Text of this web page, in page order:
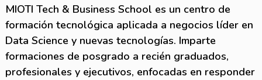
MIOTI Tech & Business School es un centro de
formación tecnológica aplicada a negocios líder en
Data Science y nuevas tecnologías. Imparte
formaciones de posgrado a recién graduados,
profesionales y ejecutivos, enfocadas en responder